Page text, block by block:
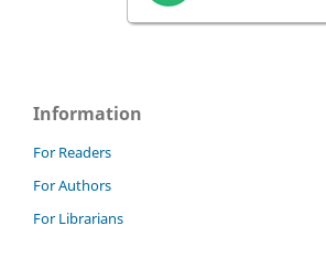
Information
For Readers
For Authors
For Librarians